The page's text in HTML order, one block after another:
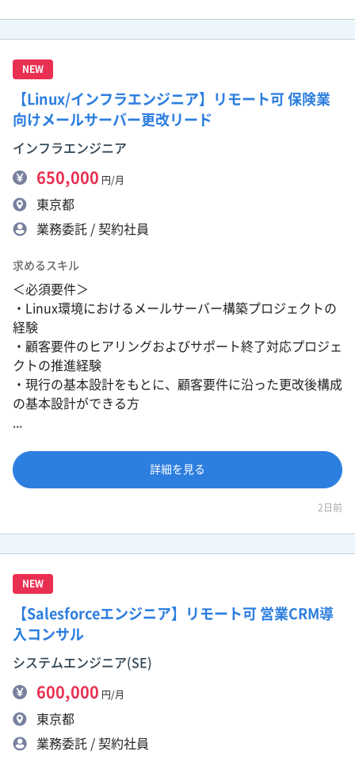
NEW
【Linux/インフラエンジニア】リモート可 保険業
向けメールサーバー更改リード
インフラエンジニア
650,000 円/月
東京都
業務委託 / 契約社員
求めるスキル
＜必須要件＞
・Linux環境におけるメールサーバー構築プロジェクトの
経験
・顧客要件のヒアリングおよびサポート終了対応プロジェ
クトの推進経験
・現行の基本設計をもとに、顧客要件に沿った更改後構成
の基本設計ができる方
詳細を見る
2日前
NEW
【Salesforceエンジニア】リモート可 営業CRM導
入コンサル
システムエンジニア(SE)
600,000 円/月
東京都
業務委託 / 契約社員